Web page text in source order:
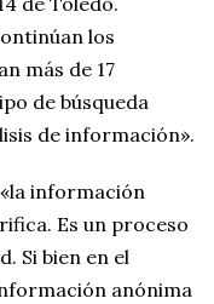
los
más de 17
de búsqueda
de información».
información
Es un proceso
Si bien en el
anónima